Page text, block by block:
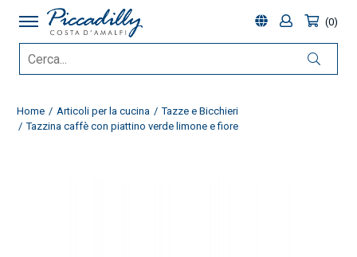
0
Home Articoli per la cucina
Tazze e Bicchieri
Tazzina caffè con piattino verde limone e fiore